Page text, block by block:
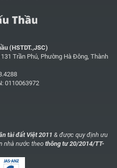
(HSTDT.,JSC)
Trần Phú, Phường Hà Đông, Thành
0110063972
tài đất Việt 2011 & được quy định ưu
nhà nước theo thông tư 20/2014/TT-